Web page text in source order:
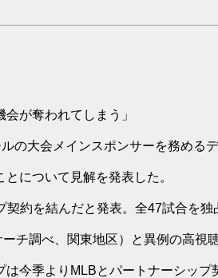
が奪われてしまう」
大会メインスポンサーを務める
について見解を発表した。
約を結んだと発表。全47試合を独
調べ、関東地区）と異例の高視
今季よりMLBとパートナーシッ